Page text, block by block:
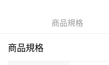
商品規格
商品規格